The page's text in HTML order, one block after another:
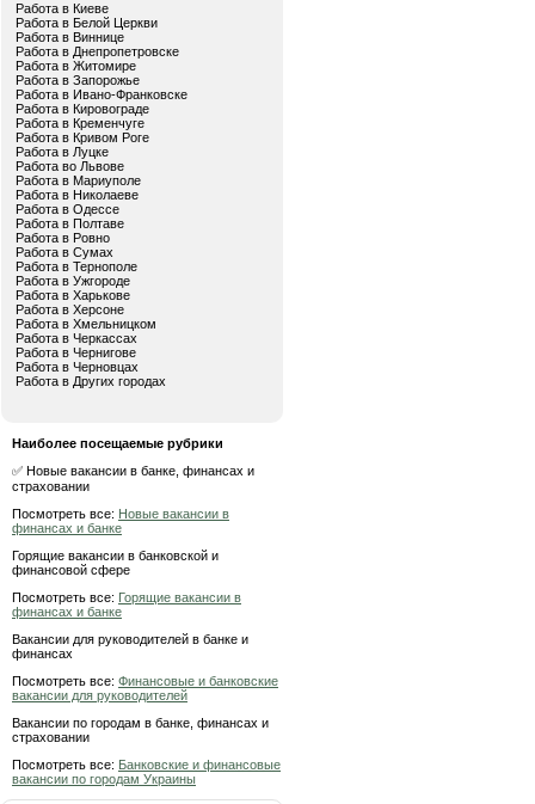
Работа в Киеве
Работа в Белой Церкви
Работа в Виннице
Работа в Днепропетровске
Работа в Житомире
Работа в Запорожье
Работа в Ивано-Франковске
Работа в Кировограде
Работа в Кременчуге
Работа в Кривом Роге
Работа в Луцке
Работа во Львове
Работа в Мариуполе
Работа в Николаеве
Работа в Одессе
Работа в Полтаве
Работа в Ровно
Работа в Сумах
Работа в Тернополе
Работа в Ужгороде
Работа в Харькове
Работа в Херсоне
Работа в Хмельницком
Работа в Черкассах
Работа в Чернигове
Работа в Черновцах
Работа в Других городах
Наиболее посещаемые рубрики
✅ Новые вакансии в банке, финансах и
страховании
Посмотреть все: Новые вакансии в
финансах и банке
Горящие вакансии в банковской и
финансовой сфере
Посмотреть все: Горящие вакансии в
финансах и банке
Вакансии для руководителей в банке и
финансах
Посмотреть все: Финансовые и банковские
вакансии для руководителей
Вакансии по городам в банке, финансах и
страховании
Посмотреть все: Банковские и финансовые
вакансии по городам Украины